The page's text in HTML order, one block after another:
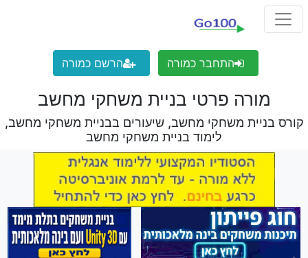
התחבר כמורה הרשם כמורה
מורה פרטי בניית משחקי מחשב
קורס בניית משחקי מחשב, שיעורים בבניית משחקי מחשב,
לימוד בניית משחקי מחשב